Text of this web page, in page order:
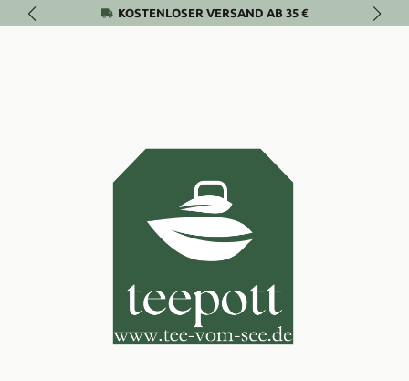
Zum Hauptinhalt springenKOSTENLOSER VERSAND AB 35 €